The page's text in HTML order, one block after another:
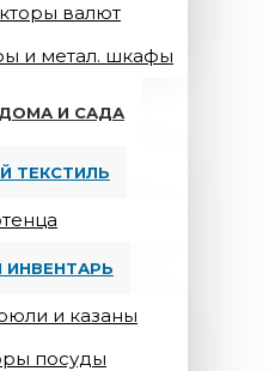
валют
и метал. шкафы
И САДА
ТЕКСТИЛЬ
ИНВЕНТАРЬ
и казаны
посуды